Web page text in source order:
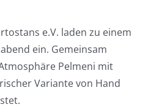
e.V. laden zu einem
ein. Gemeinsam
Pelmeni mit
Variante von Hand